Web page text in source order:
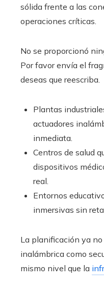
sólida frente a las
operaciones críticas.
No se proporcionó
Por favor envía el
deseas que reescriba.
Plantas
actuadores
inmediata.
Centros de salud
dispositivos
real.
Entornos
inmersivas sin
La planificación ya
inalámbrica como
mismo nivel que la